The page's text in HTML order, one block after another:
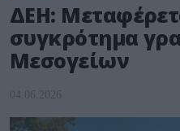
ΔΕΗ:
συγκρότημα
Μεσογείων
04.06.2026